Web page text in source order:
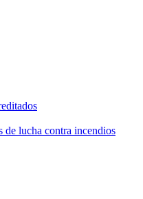
de lucha contra incendios